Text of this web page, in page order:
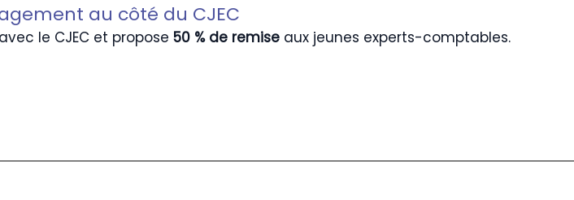
au côté du CJEC
le CJEC et propose 50 % de remise aux jeunes experts-comptables.